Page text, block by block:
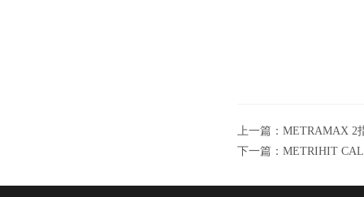
上一篇： METRAMAX 2
下一篇： METRIHIT